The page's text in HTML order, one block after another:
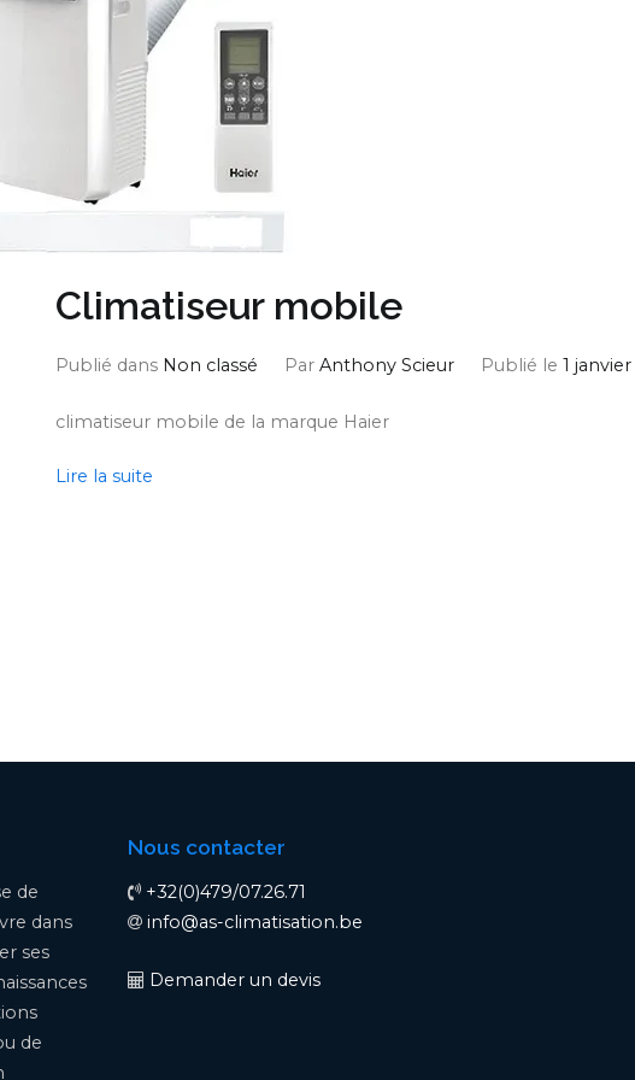
Climatiseur mobile
Publié dans Non classé Par Anthony Scieur Publié le 1 janvier
climatiseur mobile de la marque Haier
Lire la suite
de
dans
ses
de
Nous contacter
+32(0)479/07.26.71
info@as-climatisation.be
Demander un devis